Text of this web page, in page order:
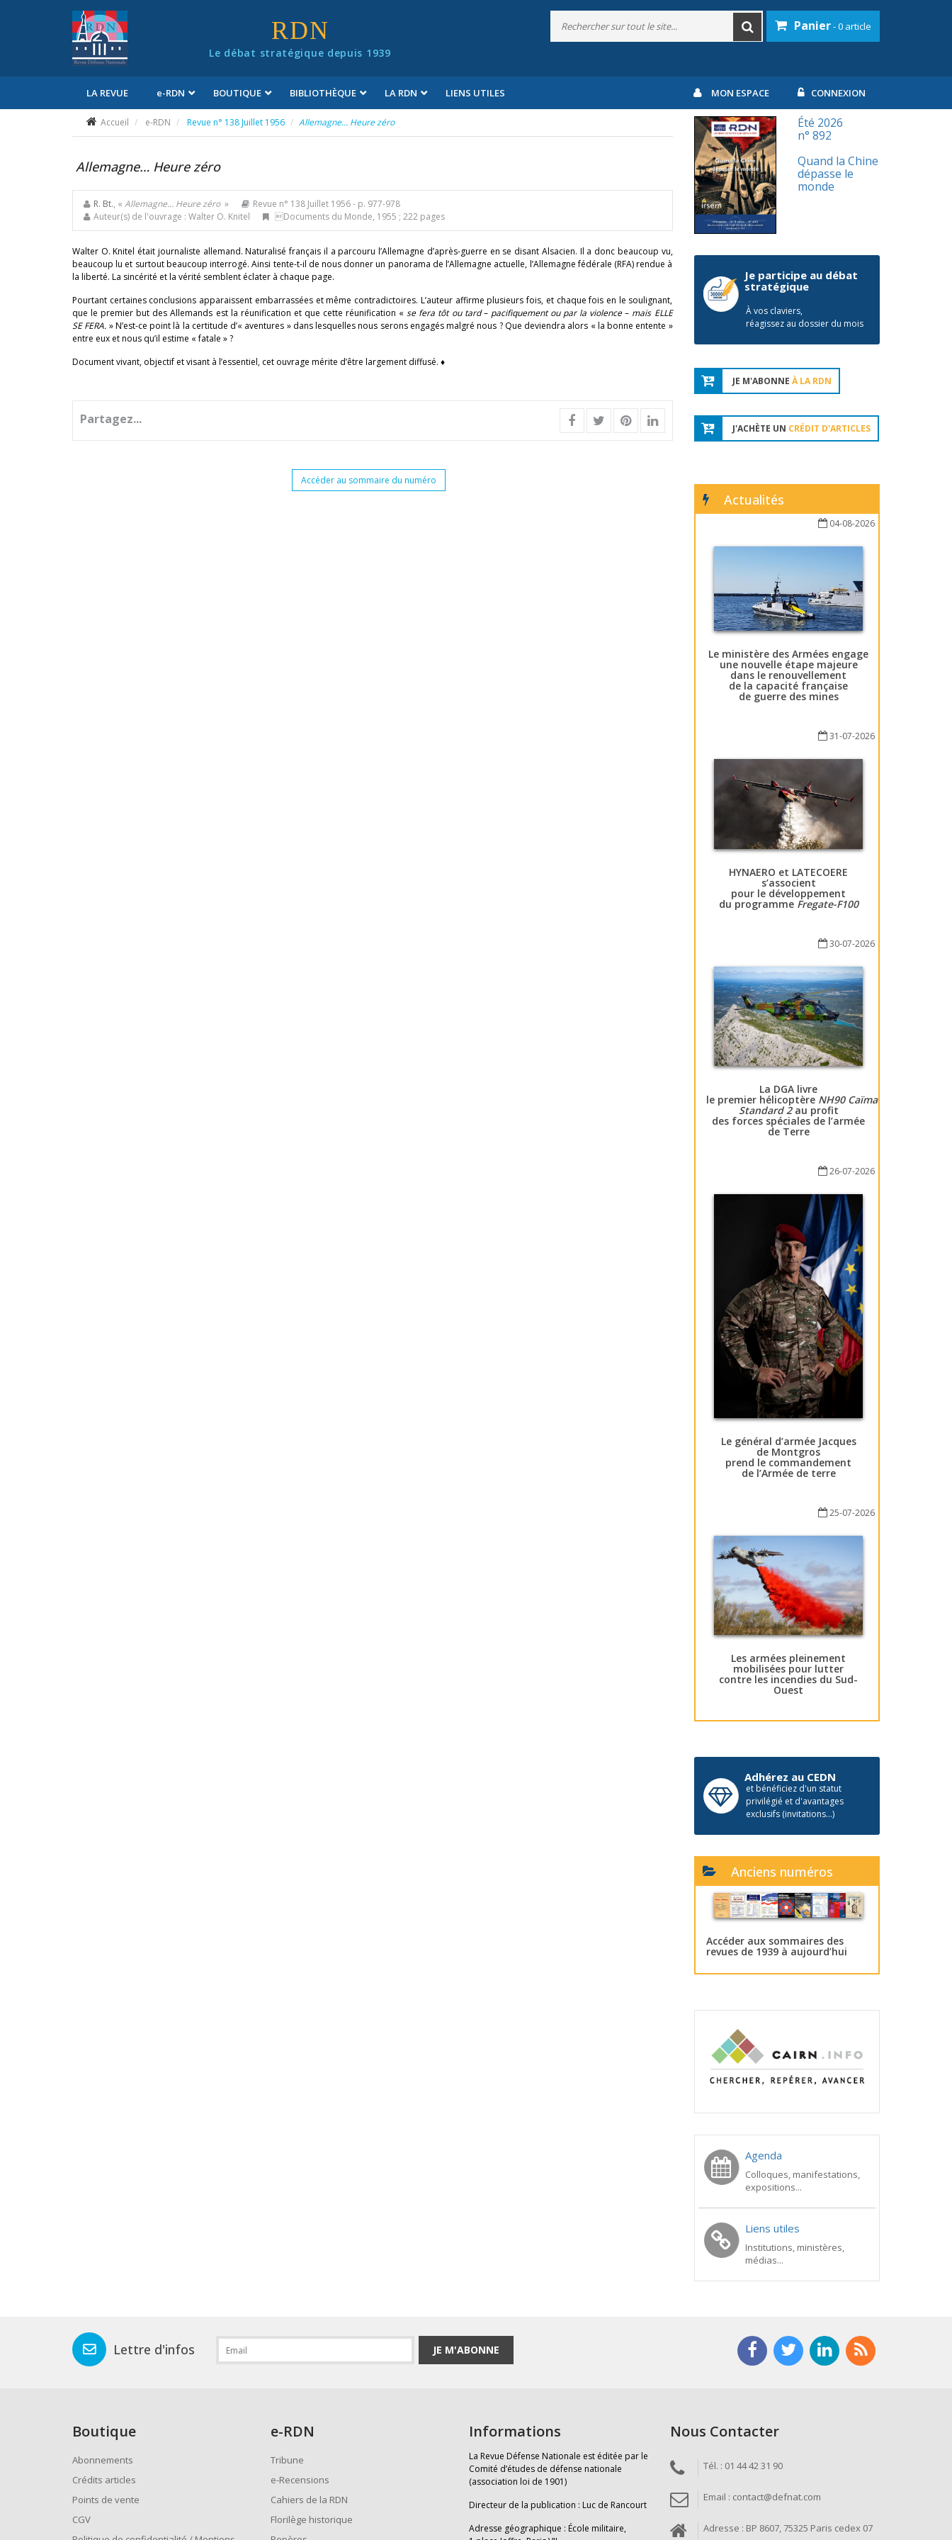
RDN
Le débat stratégique depuis 1939
Panier- 0 article
LA REVUE e-RDN BOUTIQUE BIBLIOTHÈQUE LA RDN LIENS UTILES MON ESPACE CONNEXION
Accueil e-RDN Revue n° 138 Juillet 1956 Allemagne… Heure zéro
Allemagne… Heure zéro
R. Bt., « Allemagne… Heure zéro» Revue n° 138 Juillet 1956- p. 977-978
Auteur(s) de l'ouvrage : Walter O. Knitel
Documents du Monde, 1955 ; 222 pages
Walter O. Knitel était journaliste allemand. Naturalisé français il a parcouru l’Allemagne d’après-guerre en se disant Alsacien. Il a donc beaucoup vu,
beaucoup lu et surtout beaucoup interrogé. Ainsi tente-t-il de nous donner un panorama de l’Allemagne actuelle, l’Allemagne fédérale (RFA) rendue à
la liberté. La sincérité et la vérité semblent éclater à chaque page.
Pourtant certaines conclusions apparaissent embarrassées et même contradictoires. L’auteur affirme plusieurs fois, et chaque fois en le soulignant,
que le premier but des Allemands est la réunification et que cette réunification «se fera tôt ou tard– pacifiquement ou par la violence– mais ELLE
SE FERA. » N’est-ce point là la certitude d’« aventures » dans lesquelles nous serons engagés malgré nous ? Que deviendra alors « la bonne entente »
entre eux et nous qu’il estime « fatale » ?
Document vivant, objectif et visant à l’essentiel, cet ouvrage mérite d’être largement diffusé. ♦
Partagez...
Accéder au sommaire du numéro
Été 2026
n° 892
Quand la Chine
dépasse le
monde
Je participe au débat
stratégique
À vos claviers,
réagissez au dossier du mois
JE M'ABONNE À LA RDN
J'ACHÈTE UN CRÉDIT D'ARTICLES
Actualités
04-08-2026
Le ministère des Armées engage
une nouvelle étape majeure
dans le renouvellement
de la capacité française
de guerre des mines
31-07-2026
HYNAERO et LATECOERE
s’associent
pour le développement
du programme Fregate-F100
30-07-2026
La DGA livre
le premier hélicoptère NH90 Caïman
Standard 2au profit
des forces spéciales de l’armée
de Terre
26-07-2026
Le général d’armée Jacques
de Montgros
prend le commandement
de l’Armée de terre
25-07-2026
Les armées pleinement
mobilisées pour lutter
contre les incendies du Sud-
Ouest
Adhérez au CEDN
et bénéficiez d'un statut
privilégié et d'avantages
exclusifs (invitations...)
Anciens numéros
Accéder aux sommaires des
revues de 1939 à aujourd’hui
Agenda
Colloques, manifestations,
expositions...
Liens utiles
Institutions, ministères,
médias...
Lettre d'infos JE M'ABONNE
Boutique
Abonnements
Crédits articles
Points de vente
CGV
e-RDN
Tribune
e-Recensions
Cahiers de la RDN
Florilège historique
Informations
La Revue Défense Nationale est éditée par le
Comité d’études de défense nationale
(association loi de 1901)
Directeur de la publication : Luc de Rancourt
Adresse géographique : École militaire,
Nous Contacter
Tél. : 01 44 42 31 90
Email : contact@defnat.com
Adresse : BP 8607, 75325 Paris cedex 07